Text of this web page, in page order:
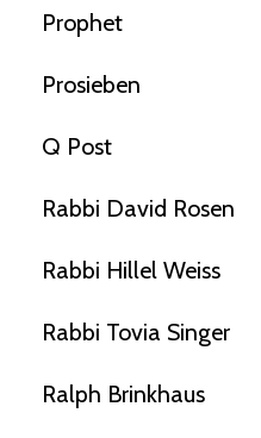
Prophet
Prosieben
Q Post
Rabbi David Rosen
Rabbi Hillel Weiss
Rabbi Tovia Singer
Ralph Brinkhaus